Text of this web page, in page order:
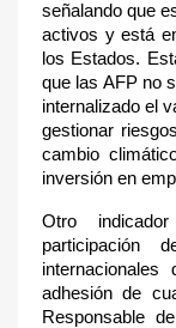
señalando que
activos y está
los Estados.
que las AFP no
internalizado el
gestionar
cambio
inversión en
Otro
participación
adhesión de
Responsable